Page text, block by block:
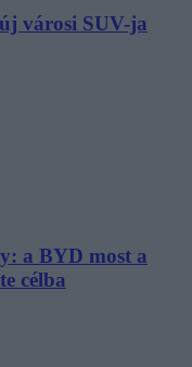
városi SUV-ja
a BYD most a
célba